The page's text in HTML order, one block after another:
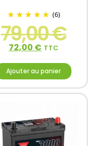
(6)
79,00€
72,00 € TTC
Ajouter au panier